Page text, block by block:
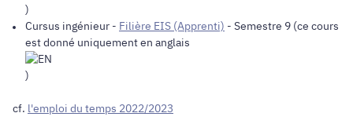
)
Cursus ingénieur - Filière EIS (Apprenti) - Semestre 9 (ce cours
est donné uniquement en anglais
)
cf. l'emploi du temps 2022/2023